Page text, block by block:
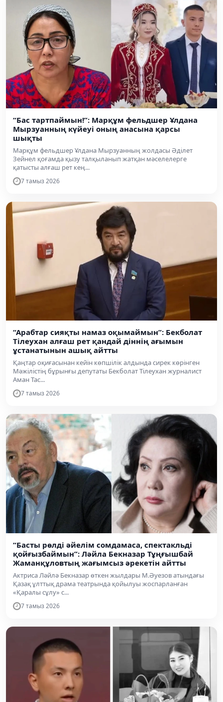
“Бас тартпаймын!”: Марқұм фельдшер Ұлдана
Мырзуанның күйеуі оның анасына қарсы
шықты
Марқұм фельдшер Ұлдана Мырзуанның жолдасы Әділет
Зейнел қоғамда қызу талқыланып жатқан мәселелерге
қатысты алғаш рет кең...
7 тамыз 2026
“Арабтар сияқты намаз оқымаймын”: Бекболат
Тілеухан алғаш рет қандай діннің ағымын
ұстанатынын ашық айтты
Қаңтар оқиғасынан кейін көпшілік алдында сирек көрінген
Мәжілістің бұрынғы депутаты Бекболат Тілеухан журналист
Аман Тас...
7 тамыз 2026
“Басты рөлді әйелім сомдамаса, спектакльді
қойғызбаймын”: Ләйла Бекназар Тұңғышбай
Жаманқұловтың жағымсыз әрекетін айтты
Актриса Ләйлә Бекназар өткен жылдары М.Әуезов атындағы
Қазақ ұлттық драма театрында қойылуы жоспарланған
«Қаралы сұлу» с...
7 тамыз 2026